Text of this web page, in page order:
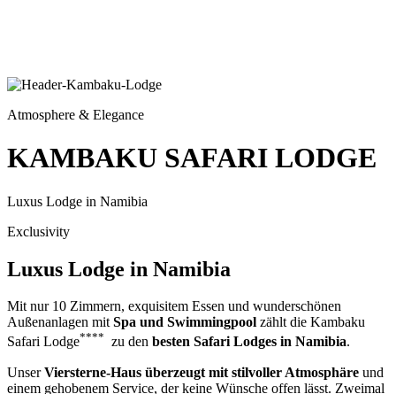
Atmosphere & Elegance
KAMBAKU SAFARI LODGE
Luxus Lodge in Namibia
Exclusivity
Luxus Lodge in Namibia
Mit nur 10 Zimmern, exquisitem Essen und wunderschönen
Außenanlagen mitSpa und Swimmingpool zählt die Kambaku
Safari Lodge**** zu den besten Safari Lodges in Namibia.
UnserViersterne-Haus überzeugt mit stilvoller Atmosphäre und
einem gehobenem Service, der keine Wünsche offen lässt. Zweimal